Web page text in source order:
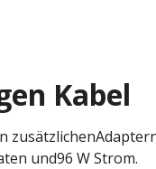
Kabel
und96 W Strom.